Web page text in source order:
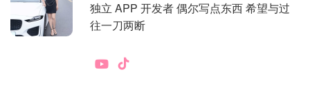
独立 APP 开发者 偶尔写点东西 希望与过
往一刀两断